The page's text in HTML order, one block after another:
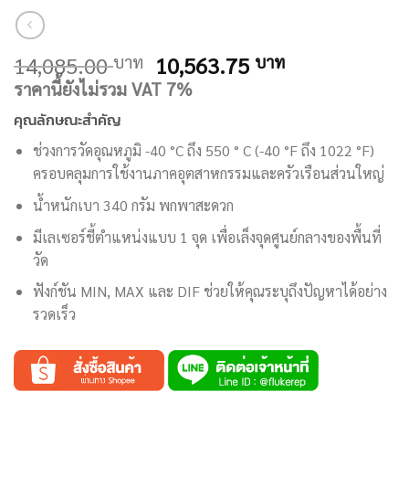
14,085.00บาท Original
price
10,563.75 บาทCurrent
ราคานี้ยังไม่รวม VAT 7%
คุณลักษณะสำคัญ
ช่วงการวัดอุณหภูมิ -40 °C ถึง 550 ° C (-40 °F ถึง 1022 °F)
ครอบคลุมการใช้งานภาคอุตสาหกรรมและครัวเรือนส่วนใหญ่
น้ำหนักเบา 340 กรัม พกพาสะดวก
มีเลเซอร์ชี้ตำแหน่งแบบ 1 จุด เพื่อเล็งจุดศูนย์กลางของพื้นที่
วัด
ฟังก์ชัน MIN, MAX และ DIF ช่วยให้คุณระบุถึงปัญหาได้อย่าง
รวดเร็ว